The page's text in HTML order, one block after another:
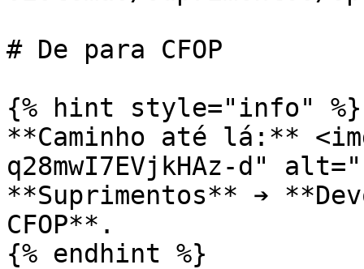
# De para CFOP
{% hint style="info" %}
**Caminho até lá:**
q28mwI7EVjkHAz-d"
**Suprimentos** ➔
CFOP**.
{% endhint %}